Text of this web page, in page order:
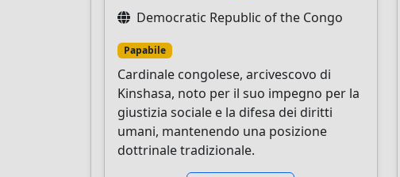
Democratic Republic of the Congo
Papabile
Cardinale congolese, arcivescovo di
Kinshasa, noto per il suo impegno per la
giustizia sociale e la difesa dei diritti
umani, mantenendo una posizione
dottrinale tradizionale.